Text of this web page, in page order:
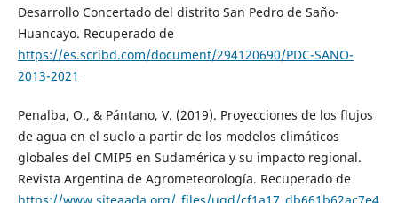
Desarrollo Concertado del distrito San Pedro de Saño-
Huancayo. Recuperado de
https://es.scribd.com/document/294120690/PDC-SANO-
2013-2021
Penalba, O., & Pántano, V. (2019). Proyecciones de los flujos
de agua en el suelo a partir de los modelos climáticos
globales del CMIP5 en Sudamérica y su impacto regional.
Revista Argentina de Agrometeorología. Recuperado de
https://www.siteaada.org/_files/ugd/cf1a17_db661b62ac7e4